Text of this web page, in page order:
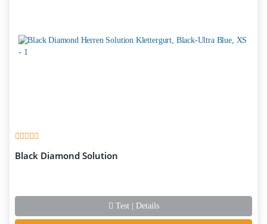
Black Diamond Solution
Test | Details